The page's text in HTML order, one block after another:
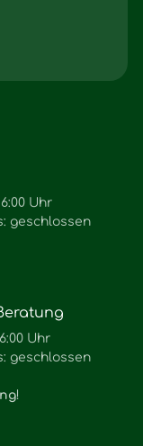
Uhr
geschlossen
Uhr
geschlossen
!